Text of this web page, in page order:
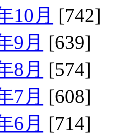
10月 [742]
9月 [639]
8月 [574]
7月 [608]
6月 [714]